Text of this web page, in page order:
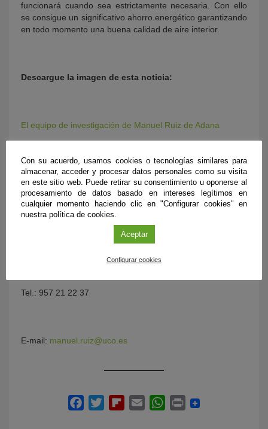
funcionará cuando sea estrictamente necesaria. Con ello
se consigue un significativo ahorro energético garantizando
en todo momento una buena calidad de aire interior.
Descargue la imagen de esta noticia:
El equipo de investigación de Manuel Ruiz de Adana
Más información:
Manuel Ruiz de Adana
Departamento de Máquinas y motores térmicos
Tel.: 957 21 22 37
E-mail: manuel.ruiz@uco.es
Con su acuerdo, usamos cookies o tecnologías similares para
almacenar, acceder y procesar datos personales como su visita
en este sitio web. Puede retirar su consentimiento u oponerse al
procesamiento de datos basado en intereses legítimos en
cualquier momento haciendo clic en "Configurar cookies" en
nuestra política de cookies.
Aceptar
Configurar cookies